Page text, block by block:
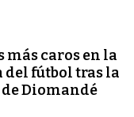
más caros en la
fútbol tras la
Diomandé